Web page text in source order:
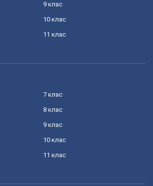
9 клас
10 клас
11 клас
7 клас
8 клас
9 клас
10 клас
11 клас